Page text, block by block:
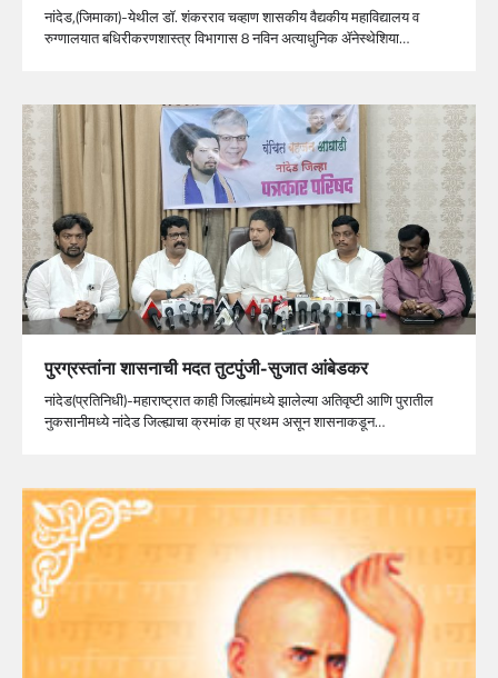
नांदेड,(जिमाका)-येथील डॉ. शंकरराव चव्हाण शासकीय वैद्यकीय महाविद्यालय व
रुग्णालयात बधिरीकरणशास्त्र विभागास 8 नविन अत्याधुनिक ॲनेस्थेशिया…
पुरग्रस्तांना शासनाची मदत तुटपुंजी-सुजात आंबेडकर
नांदेड(प्रतिनिधी)-महाराष्ट्रात काही जिल्ह्यांमध्ये झालेल्या अतिवृष्टी आणि पुरातील
नुकसानीमध्ये नांदेड जिल्ह्याचा क्रमांक हा प्रथम असून शासनाकडून…